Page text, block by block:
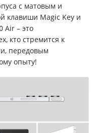
с матовым и
клавиши Magic Key и
Air – это
кто стремится к
передовым
опыту!